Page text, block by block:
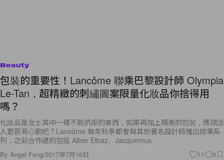
Beauty
包裝的重要性！Lancôme 聯乘巴黎設計師 Olympia
Le-Tan，超精緻的刺繡圖案限量化妝品你捨得用
嗎？
化妝品是女士其中一樣不能抗拒的東西，如果再加上精美的包裝，應該讓
人更容易心動吧？Lancôme 每年秋季都會與其他著名設計師推出聯乘系
列，之前合作過的包括 Alber Elbaz、Jacquemus
By Angel Fong/2017年7月16日 11 0